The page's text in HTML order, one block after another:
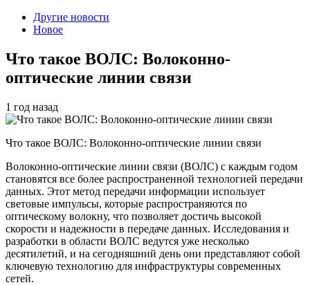
Другие новости
Новое
Что такое ВОЛС: Волоконно-
оптические линии связи
1 год назад
Что такое ВОЛС: Волоконно-оптические линии связи
Волоконно-оптические линии связи (ВОЛС) с каждым годом
становятся все более распространенной технологией передачи
данных. Этот метод передачи информации использует
световые импульсы, которые распространяются по
оптическому волокну, что позволяет достичь высокой
скорости и надежности в передаче данных. Исследования и
разработки в области ВОЛС ведутся уже несколько
десятилетий, и на сегодняшний день они представляют собой
ключевую технологию для инфраструктуры современных
сетей.